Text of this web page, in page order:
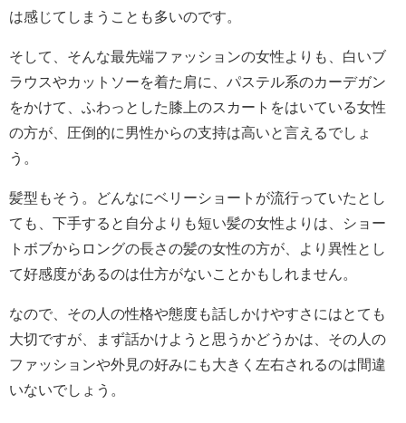
は感じてしまうことも多いのです。
そして、そんな最先端ファッションの女性よりも、白いブ
ラウスやカットソーを着た肩に、パステル系のカーデガン
をかけて、ふわっとした膝上のスカートをはいている女性
の方が、圧倒的に男性からの支持は高いと言えるでしょ
う。
髪型もそう。どんなにベリーショートが流行っていたとし
ても、下手すると自分よりも短い髪の女性よりは、ショー
トボブからロングの長さの髪の女性の方が、より異性とし
て好感度があるのは仕方がないことかもしれません。
なので、その人の性格や態度も話しかけやすさにはとても
大切ですが、まず話かけようと思うかどうかは、その人の
ファッションや外見の好みにも大きく左右されるのは間違
いないでしょう。